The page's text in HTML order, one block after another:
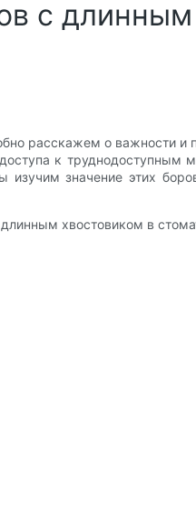
с
расскажем о важности и
к
значение этих